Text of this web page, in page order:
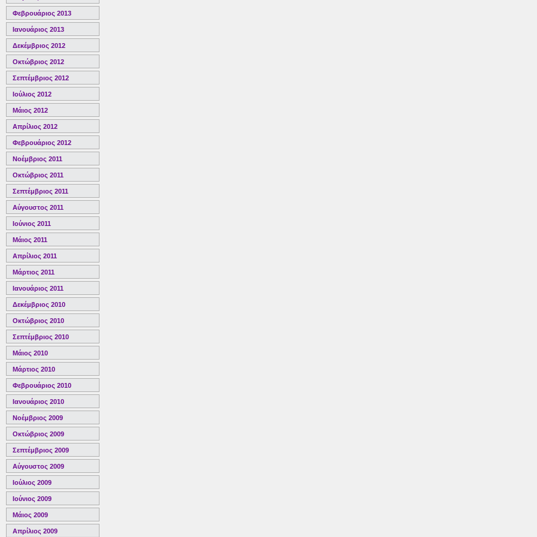
Φεβρουάριος 2013
Ιανουάριος 2013
Δεκέμβριος 2012
Οκτώβριος 2012
Σεπτέμβριος 2012
Ιούλιος 2012
Μάιος 2012
Απρίλιος 2012
Φεβρουάριος 2012
Νοέμβριος 2011
Οκτώβριος 2011
Σεπτέμβριος 2011
Αύγουστος 2011
Ιούνιος 2011
Μάιος 2011
Απρίλιος 2011
Μάρτιος 2011
Ιανουάριος 2011
Δεκέμβριος 2010
Οκτώβριος 2010
Σεπτέμβριος 2010
Μάιος 2010
Μάρτιος 2010
Φεβρουάριος 2010
Ιανουάριος 2010
Νοέμβριος 2009
Οκτώβριος 2009
Σεπτέμβριος 2009
Αύγουστος 2009
Ιούλιος 2009
Ιούνιος 2009
Μάιος 2009
Απρίλιος 2009